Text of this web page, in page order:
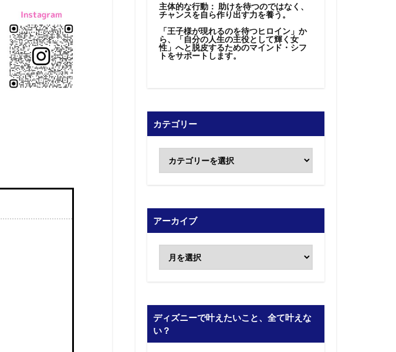
主体的な行動： 助けを待つのではなく、
チャンスを自ら作り出す力を養う。
「王子様が現れるのを待つヒロイン」か
ら、「自分の人生の主役として輝く女
性」へと脱皮するためのマインド・シフ
トをサポートします。
カテゴリー
アーカイブ
ディズニーで叶えたいこと、全て叶えな
い？